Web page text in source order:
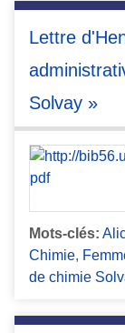
Lettre
Solvay »
Mots-clés:
Chimie,
de chimie